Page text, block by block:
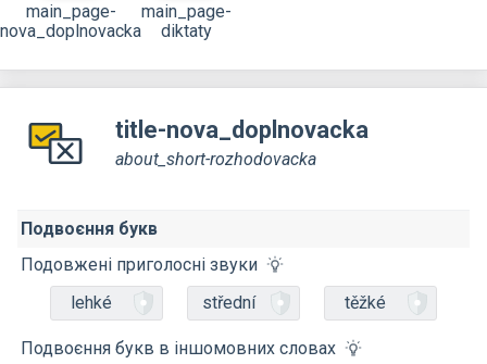
main_page-
nova_doplnovacka
main_page-
diktaty
title-nova_doplnovacka
about_short-rozhodovacka
Подвоєння букв
Подовжені приголосні звуки
lehké
střední těžké
Подвоєння букв в іншомовних словах